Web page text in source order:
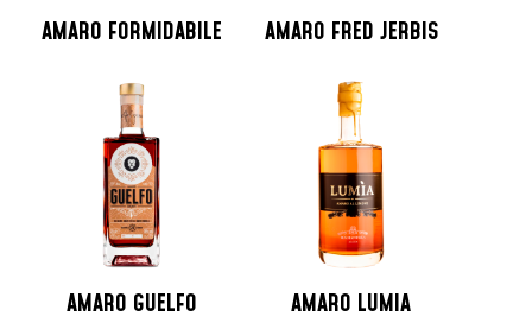
AMARO FORMIDABILE AMARO FRED JERBIS
AMARO GUELFO AMARO LUMIA